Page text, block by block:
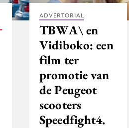
ADVERTORIAL
TBWA\ en
Vidiboko: een
film ter
promotie van
de Peugeot
scooters
Speedfight4.